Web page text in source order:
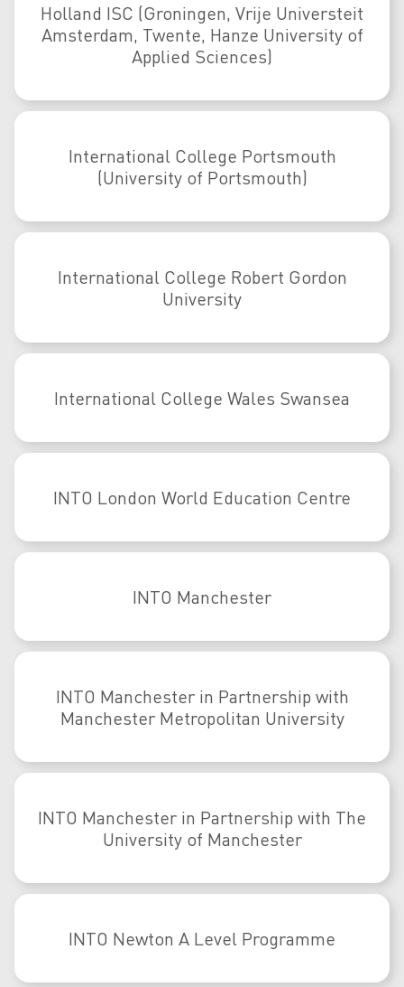
Holland ISC (Groningen, Vrije Universteit
Amsterdam, Twente, Hanze University of
Applied Sciences)
International College Portsmouth
(University of Portsmouth)
International College Robert Gordon
University
International College Wales Swansea
INTO London World Education Centre
INTO Manchester
INTO Manchester in Partnership with
Manchester Metropolitan University
INTO Manchester in Partnership with The
University of Manchester
INTO Newton A Level Programme